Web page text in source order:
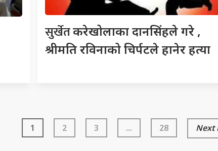
सुर्खेतकरेखोलाका दानसिंहले गरे ,
श्रीमति रविनाको चिर्पटले हानेर हत्या
1 2 3 ... 28 Next